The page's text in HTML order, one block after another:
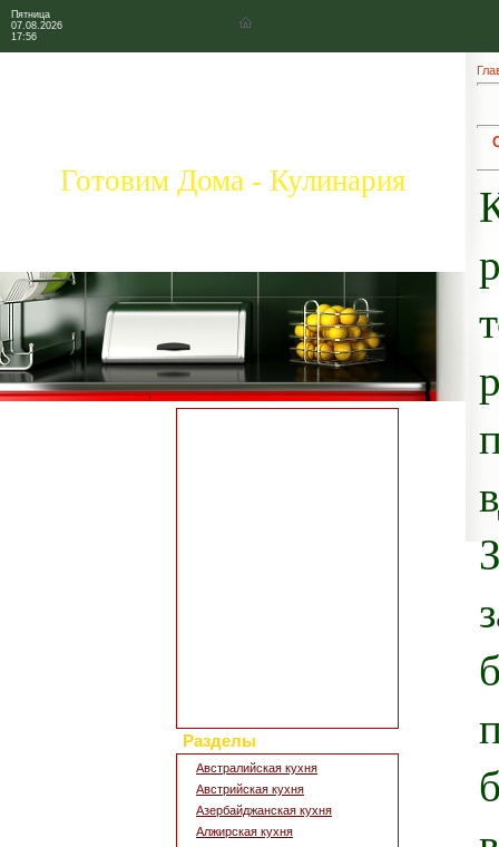
Пятница
07.08.2026
17:56
Готовим Дома - Кулинария
Разделы
Австралийская кухня
Австрийская кухня
Азербайджанская кухня
Алжирская кухня